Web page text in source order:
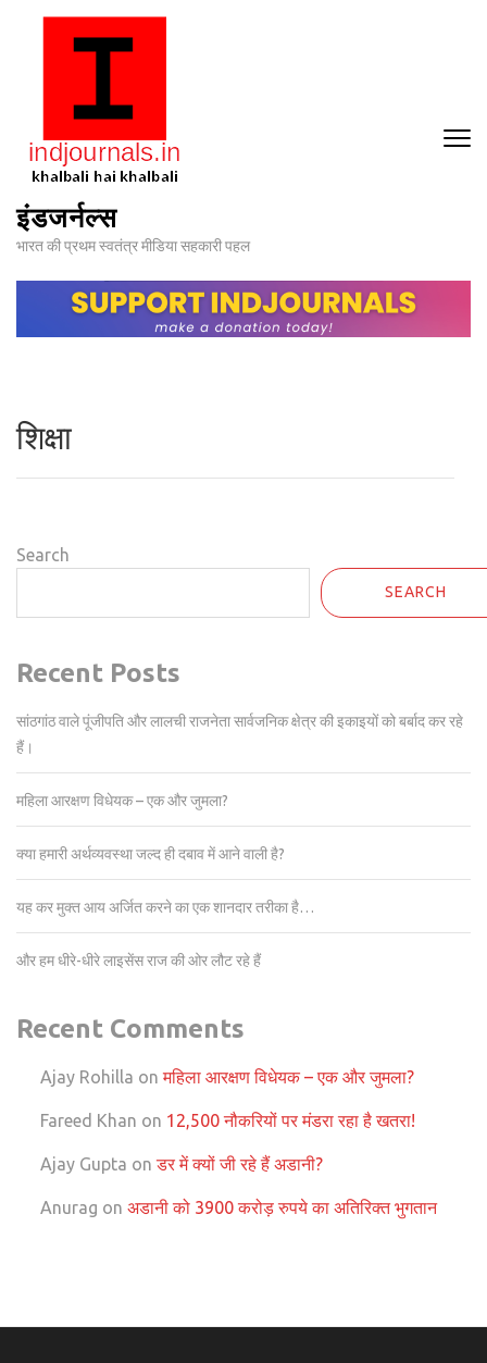
इंडजर्नल्स
भारत की प्रथम स्वतंत्र मीडिया सहकारी पहल
शिक्षा
Search
SEARCH
Recent Posts
सांठगांठ वाले पूंजीपति और लालची राजनेता सार्वजनिक क्षेत्र की इकाइयों को बर्बाद कर रहे
हैं।
महिला आरक्षण विधेयक – एक और जुमला?
क्या हमारी अर्थव्यवस्था जल्द ही दबाव में आने वाली है?
यह कर मुक्त आय अर्जित करने का एक शानदार तरीका है…
और हम धीरे-धीरे लाइसेंस राज की ओर लौट रहे हैं
Recent Comments
Ajay Rohilla onमहिला आरक्षण विधेयक – एक और जुमला?
Fareed Khan on 12,500 नौकरियों पर मंडरा रहा है खतरा!
Ajay Gupta onडर में क्यों जी रहे हैं अडानी?
Anurag on अडानी को 3900 करोड़ रुपये का अतिरिक्त भुगतान